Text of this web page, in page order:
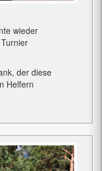
wieder
der diese
Helfern